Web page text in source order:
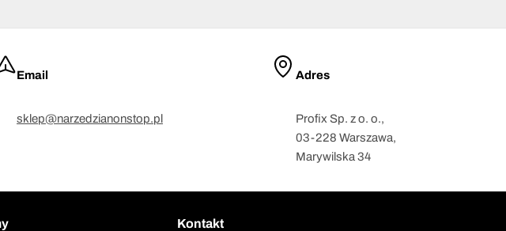
Email
sklep@narzedzianonstop.pl
Adres
Profix Sp. z o. o.,
03-228 Warszawa,
Marywilska 34
Kontakt